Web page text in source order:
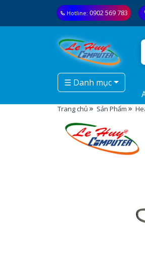
Hotline: 0902 569 783
☰ Danh mục
Trang chủ Sản Phẩm